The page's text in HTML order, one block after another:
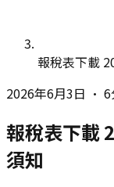
報稅表下載
2026年6月3日 • 6
報稅表下載
須知